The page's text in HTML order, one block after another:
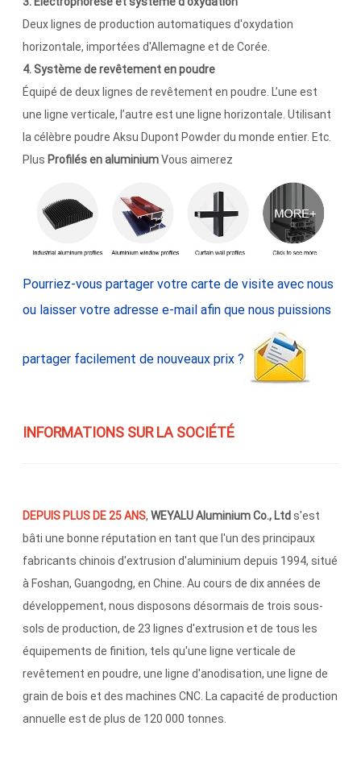
Deux lignes de production automatiques d'oxydation
horizontale, importées d'Allemagne et de Corée.
4. Système de revêtement en poudre
Équipé de deux lignes de revêtement en poudre. L’une est
une ligne verticale, l’autre est une ligne horizontale. Utilisant
la célèbre poudre Aksu Dupont Powder du monde entier. Etc.
Plus Profilés en aluminiumVous aimerez
Pourriez-vous partager votre carte de visite avec nous
ou laisser votre adresse e-mail afin que nous puissions
partager facilement de nouveaux prix ?
INFORMATIONS SUR LA SOCIÉTÉ
DEPUIS PLUS DE 25 ANS,WEYALU Aluminium Co., Ltd s'est
bâti une bonne réputation en tant que l'un des principaux
fabricants chinois d'extrusion d'aluminium depuis 1994, situé
à Foshan, Guangodng, en Chine. Au cours de dix années de
développement, nous disposons désormais de trois sous-
sols de production, de 23 lignes d'extrusion et de tous les
équipements de finition, tels qu'une ligne verticale de
revêtement en poudre, une ligne d'anodisation, une ligne de
grain de bois et des machines CNC. La capacité de production
annuelle est de plus de 120 000 tonnes.